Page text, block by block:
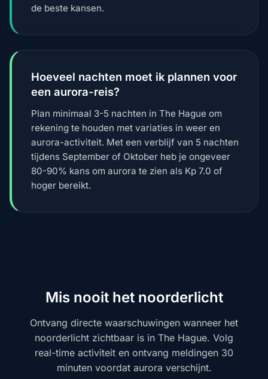
de beste kansen.
Hoeveel nachten moet ik plannen voor
een aurora-reis?
Plan minimaal 3-5 nachten in The Hague om
rekening te houden met variaties in weer en
aurora-activiteit. Met een verblijf van 5 nachten
tijdens September of Oktober heb je ongeveer
80-90% kans om aurora te zien als Kp 7.0 of
hoger bereikt.
Mis nooit het noorderlicht
Ontvang directe waarschuwingen wanneer het
noorderlicht zichtbaar is in The Hague. Volg
real-time activiteit en ontvang meldingen 30
minuten voordat aurora verschijnt.